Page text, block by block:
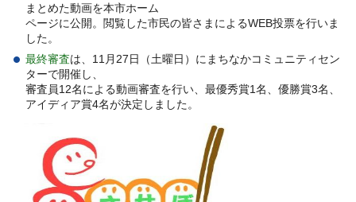
まとめた動画を本市ホーム
ページに公開。閲覧した市民の皆さまによるWEB投票を行いま
した。
最終審査は、11月27日（土曜日）にまちなかコミュニティセン
ターで開催し、
審査員12名による動画審査を行い、最優秀賞1名、優勝賞3名、
アイディア賞4名が決定しました。